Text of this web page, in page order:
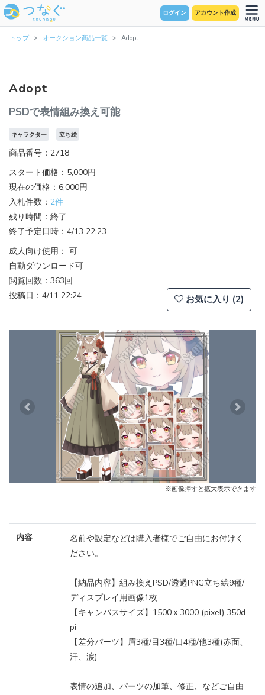
ログイン アカウント作成
トップ オークション商品一覧 Adopt
Adopt
PSDで表情組み換え可能
キャラクター 立ち絵
商品番号：2718
スタート価格：5,000円
現在の価格：6,000円
入札件数： 2件
残り時間：終了
終了予定日時：4/13 22:23
成人向け使用： 可
自動ダウンロード可
閲覧回数：363回
投稿日：4/11 22:24
お気に入り (2)
Previous Next
※画像押すと拡大表示できます
内容
名前や設定などは購入者様でご自由にお付けく
ださい。
【納品内容】組み換えPSD/透過PNG立ち絵9種/
ディスプレイ用画像1枚
【キャンバスサイズ】1500ｘ3000 (pixel) 350d
pi
【差分パーツ】眉3種/目3種/口4種/他3種(赤面、
汗、涙)
表情の追加、パーツの加筆、修正、などご自由